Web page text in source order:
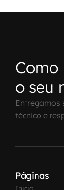
Como
o seu
Entregamos
técnico e
Páginas
Inicio